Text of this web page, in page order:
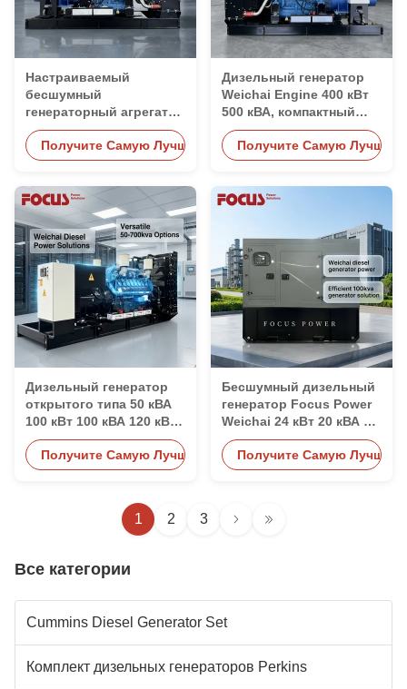
Настраиваемый
бесшумный
генераторный агрегат
Weichai Silent Power 80
кВА 100 кВА 200 кВА
трехфазный
Получите Самую Лучшую Цену
Дизельный генератор
Weichai Engine 400 кВт
500 кВА, компактный
дизайн, бесшумный тип,
дизель-генераторная
установка
Получите Самую Лучшую
Дизельный генератор
открытого типа 50 кВА
100 кВт 100 кВА 120 кВт
200 кВт 700 кВА с
двигателем Weichai
Получите Самую Лучшую Цену
Бесшумный дизельный
генератор Focus Power
Weichai 24 кВт 20 кВА 25
кВА 30 кВА 40 кВА 50 кВА
100 кВА
Получите Самую Лучшую
1 2 3
Все категории
Cummins Diesel Generator Set
Комплект дизельных генераторов Perkins